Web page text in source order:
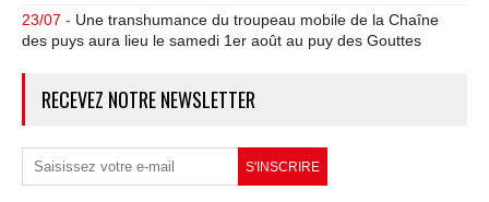
23/07 - Une transhumance du troupeau mobile de la Chaîne
des puys aura lieu le samedi 1er août au puy des Gouttes
RECEVEZ NOTRE NEWSLETTER